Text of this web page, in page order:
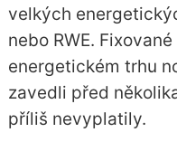
velkých
nebo RWE.
energetickém trhu
zavedli před
příliš nevyplatily.